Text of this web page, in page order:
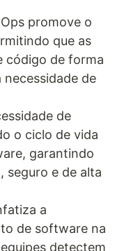
promove o
que as
código de forma
de
de
o ciclo de vida
garantindo
seguro e de alta
a
de software na
detectem